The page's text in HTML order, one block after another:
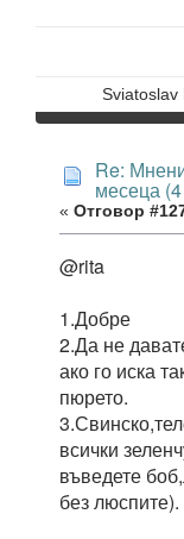
Sviatoslav
Re:
месеца (4
« Отговор
@rita
1.Добре
2.Да не
ако го иска
пюрето.
всички
въведете
без люспите).